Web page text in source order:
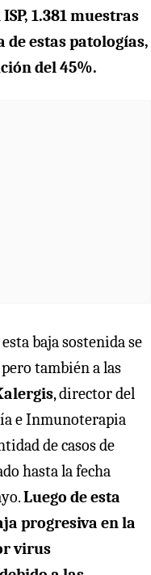
1.381 muestras
de estas patologías,
del 45%.
baja sostenida se
también a las
, director del
e Inmunoterapia
de casos de
hasta la fecha
Luego de esta
progresiva en la
virus